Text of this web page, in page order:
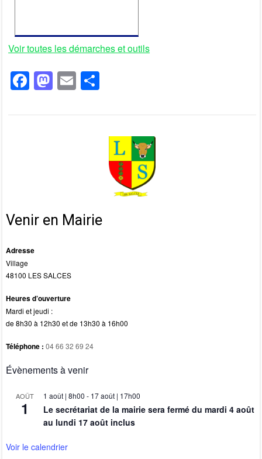
Voir toutes les démarches et outils
F
c
k
M
st
E
ailta
g
er
Venir en Mairie
Adresse
Village
48100 LES SALCES
Heures d’ouverture
Mardi et jeudi :
de 8h30 à 12h30 et de 13h30 à 16h00
Téléphone : 04 66 32 69 24
Évènements à venir
AOÛT
1
1 août | 8h00 - 17 août | 17h00
Le secrétariat de la mairie sera fermé du mardi 4 août
au lundi 17 août inclus
Voir le calendrier